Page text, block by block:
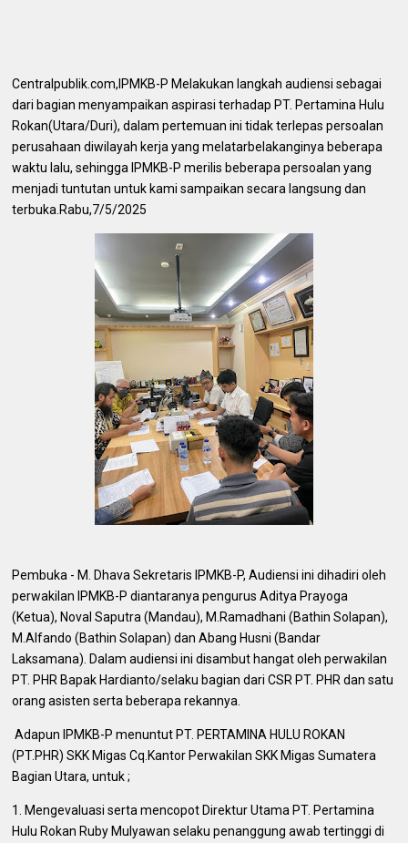
‎Centralpublik.com,IPMKB-P Melakukan langkah audiensi sebagai
dari bagian menyampaikan aspirasi terhadap PT. Pertamina Hulu
Rokan(Utara/Duri), dalam pertemuan ini tidak terlepas persoalan
perusahaan diwilayah kerja yang melatarbelakanginya beberapa
waktu lalu, sehingga IPMKB-P merilis beberapa persoalan yang
menjadi tuntutan untuk kami sampaikan secara langsung dan
terbuka.Rabu,7/5/2025
‎Pembuka - M. Dhava Sekretaris IPMKB-P, Audiensi ini dihadiri oleh
perwakilan IPMKB-P diantaranya pengurus Aditya Prayoga
(Ketua), Noval Saputra (Mandau), M.Ramadhani (Bathin Solapan),
M.Alfando (Bathin Solapan) dan Abang Husni (Bandar
Laksamana). Dalam audiensi ini disambut hangat oleh perwakilan
PT. PHR Bapak Hardianto/selaku bagian dari CSR PT. PHR dan satu
orang asisten serta beberapa rekannya.
‎ Adapun IPMKB-P menuntut PT. PERTAMINA HULU ROKAN
(PT.PHR) SKK Migas Cq.Kantor Perwakilan SKK Migas Sumatera
Bagian Utara, untuk ;
1. Mengevaluasi serta mencopot Direktur Utama PT. Pertamina
Hulu Rokan Ruby Mulyawan selaku penanggung awab tertinggi di